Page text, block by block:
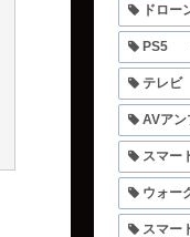
ドロー
PS5
テレビ
AVアン
スマー
ウォー
スマー